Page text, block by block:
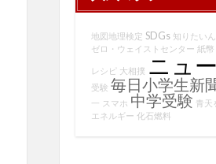
地図地理検定 SDGs 知りたい
ゼロ・ウェイストセンター 紙幣
レシピ 大相撲 ニュ
受験 毎日小学生新
一 スマホ 中学受験 青天
エネルギー 化石燃料